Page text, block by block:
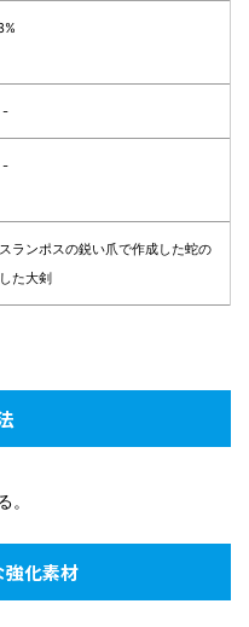
-
-
ランポスの鋭い爪で作成した蛇の
た大剣
。
化素材